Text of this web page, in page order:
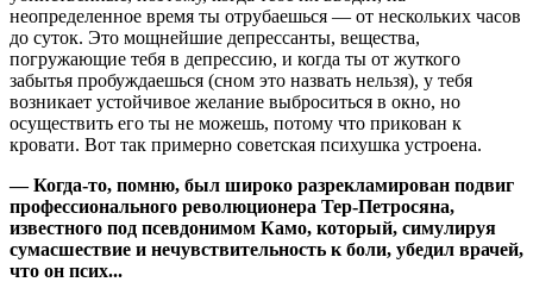
неопределенное время ты отрубаешься — от нескольких часов
до суток. Это мощнейшие депрессанты, вещества,
погружающие тебя в депрессию, и когда ты от жуткого
забытья пробуждаешься (сном это назвать нельзя), у тебя
возникает устойчивое желание выброситься в окно, но
осуществить его ты не можешь, потому что прикован к
кровати. Вот так примерно советская психушка устроена.
— Когда-то, помню, был широко разрекламирован подвиг
профессионального революционера Тер-Петросяна,
известного под псевдонимом Камо, который, симулируя
сумасшествие и не­чув­ствительность к боли, убедил врачей,
что он псих...